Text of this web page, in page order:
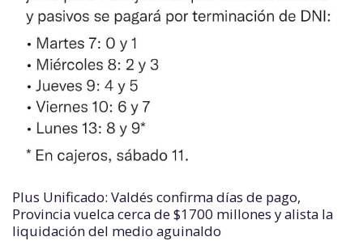
Plus Unificado: Valdés confirma días de pago,
Provincia vuelca cerca de $1700 millones y alista la
liquidación del medio aguinaldo